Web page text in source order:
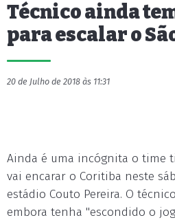
Técnico ainda
para escalar o
20 de Julho de 2018 às 11:31
Ainda é uma incógnita o time
vai encarar o Coritiba neste
estádio Couto Pereira. O
embora tenha "escondido o